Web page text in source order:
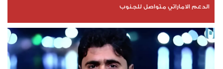
الدعم الاماراتي متواصل للجنوب